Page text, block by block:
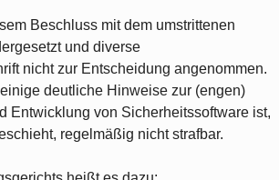
Beschluss mit dem umstrittenen
und diverse
nicht zur Entscheidung angenommen.
deutliche Hinweise zur (engen)
Entwicklung von Sicherheitssoftware ist,
regelmäßig nicht strafbar.